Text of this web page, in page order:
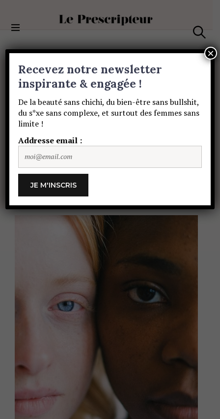
Le Prescripteur
e
a
BEAUTÉ
Recettepourdes
yeuxautopavant,
pendantetaprès
lesfêtes
Recevez notre newsletter
inspirante & engagée !
De la beauté sans chichi, du bien-être sans bullshit,
du s*xe sans complexe, et surtout des femmes sans
limite !
Addresse email :
×